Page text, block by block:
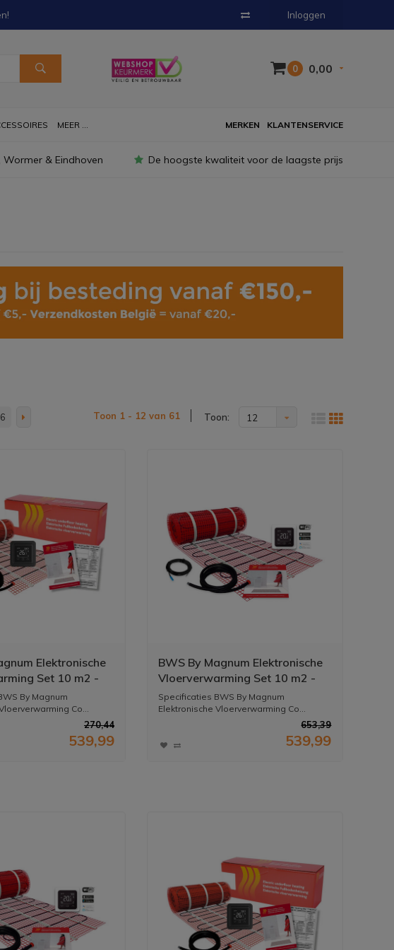
Inloggen
0 0,00
MEER ... KLANTENSERVICE
MERKEN
& Eindhoven De hoogste kwaliteit voor de laagste prijs
6 Toon 1 - 12 van 61 Toon: 12
Elektronische
Set 10 m2 -
Wifi Thermostaat
By Magnum
Co...
270,44
539,99
BWS By Magnum Elektronische
Vloerverwarming Set 10 m2 -
1500 Watt - Wifi Thermostaat
Wit
Specificaties BWS By Magnum
Elektronische Vloerverwarming Co...
653,39
539,99